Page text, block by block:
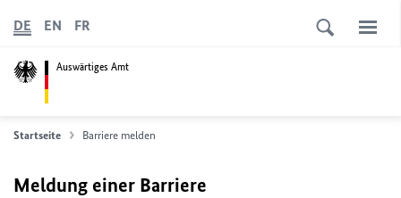
Auswärtiges Amt
DE EN FR
Startseite Barriere melden
Meldung einer Barriere